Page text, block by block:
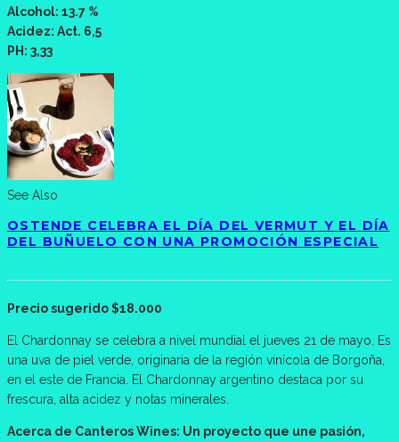
Alcohol: 13.7 %
Acidez: Act. 6,5
PH: 3,33
See Also
OSTENDE CELEBRA EL DÍA DEL VERMUT Y EL DÍA
DEL BUÑUELO CON UNA PROMOCIÓN ESPECIAL
Precio sugerido $18.000
El Chardonnay se celebra a nivel mundial el jueves 21 de mayo. Es
una uva de piel verde, originaria de la región vinícola de Borgoña,
en el este de Francia. El Chardonnay argentino destaca por su
frescura, alta acidez y notas minerales.
Acerca de Canteros Wines: Un proyecto que une pasión,